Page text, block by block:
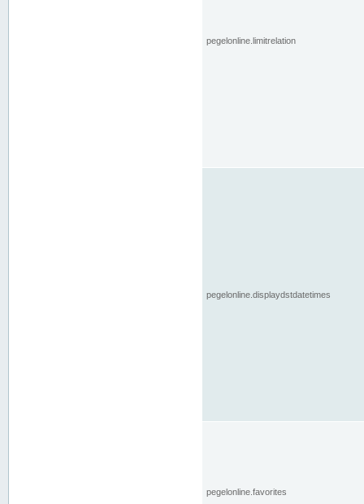
pegelonline.limitrelation
pegelonline.displaydstdatetimes
pegelonline.favorites